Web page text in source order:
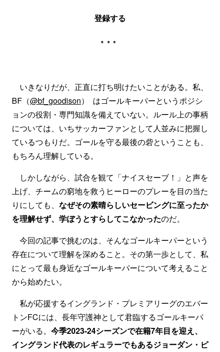
登録する
***
いきなりだが、正直に打ち明けたいことがある。私、
BF（@bf_goodison） はゴールキーパーというポジシ
ョンの役割・専門知識を備えていない。ルール上の事柄
については、いちサッカーファンとして人並みに把握し
ているつもりだ。ゴールを守る最後の砦ということも、
もちろん理解している。
しかしながら、試合を観て「ナイスセーブ！」と声を
上げ、チームの窮地を救うヒーローのプレーを目の当た
りにしても、 なぜその素晴らしいセービングに至ったか
を理解せず、学ぼうとすらしてこなかったのだ。
今回の記事で挑むのは、そんなゴールキーパーという
存在について理解を深めること。その第一歩として、私
にとって最も身近なゴールキーパーについて考えること
から始めたい。
私が応援するイングランド・プレミアリーグのエバー
トンFCには、長年守護神として君臨するゴールキーパ
ーがいる。 今季2023-24シーズンで在籍7年目を迎え、
イングランド代表のレギュラーでもあるジョーダン・ピ